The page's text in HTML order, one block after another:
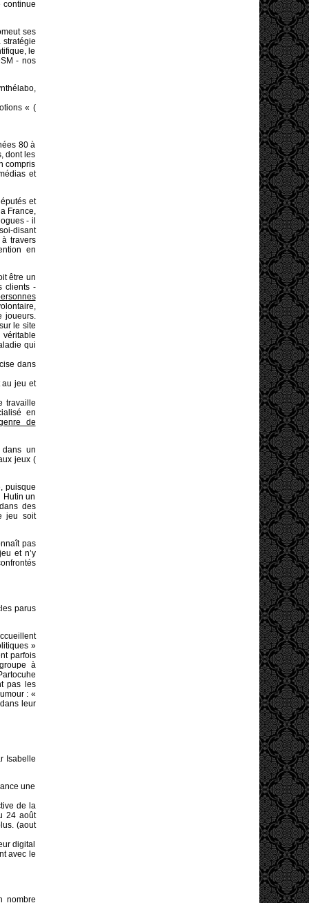
continue
ses
stratégie
le
- nos
« (
80 à
dont les
compris
et
et
France,
- il
disant
travers
en
être un
clients -
joueurs.
le site
qui
dans
au jeu et
travaille
en
de
dans un
jeux (
puisque
Hutin un
des
jeu soit
pas
et n’y
parus
»
parfois
à
pas les
: «
leur
Isabelle
une
de la
24 août
(aout
digital
avec le
nombre